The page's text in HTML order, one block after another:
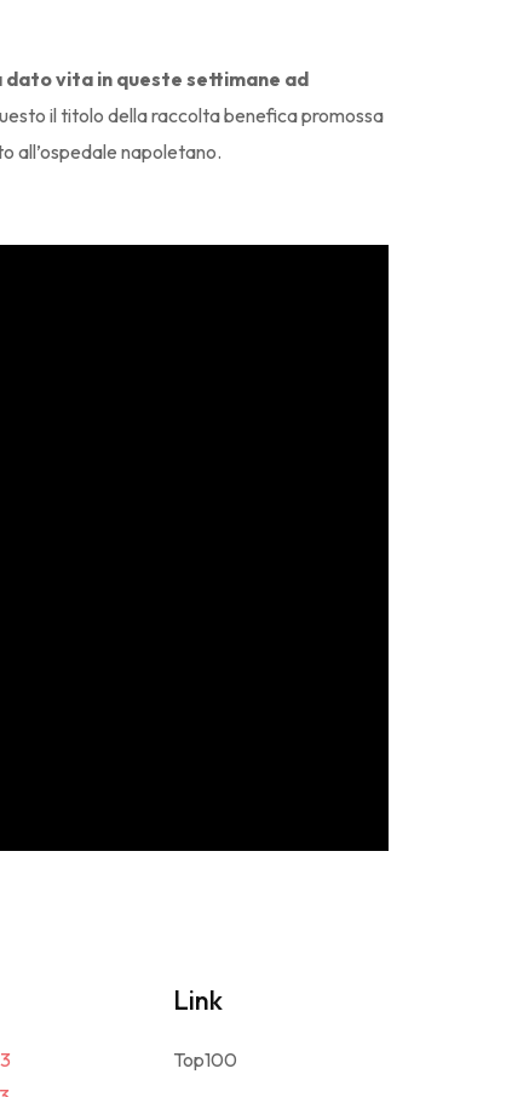
dato vita in queste settimane ad
il titolo della raccolta benefica promossa
all’ospedale napoletano.
Link
Top100